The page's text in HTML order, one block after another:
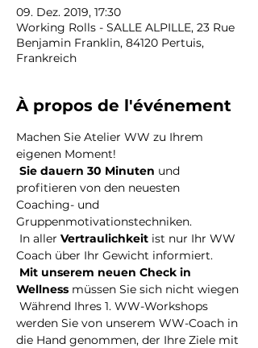
09. Dez. 2019, 17:30
Working Rolls - SALLE ALPILLE, 23 Rue
Benjamin Franklin, 84120 Pertuis,
Frankreich
À propos de l'événement
Machen Sie Atelier WW zu Ihrem
eigenen Moment!
Sie dauern 30 Minuten und
profitieren von den neuesten
Coaching- und
Gruppenmotivationstechniken.
In aller Vertraulichkeit ist nur Ihr WW
Coach über Ihr Gewicht informiert.
Mit unserem neuen Check in
Wellness müssen Sie sich nicht wiegen
werden Sie von unserem WW-Coach in
die Hand genommen, der Ihre Ziele mit